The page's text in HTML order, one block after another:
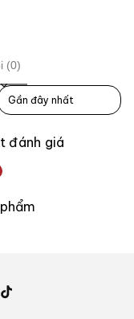
(0)
reviews by
đánh giá
TikTok